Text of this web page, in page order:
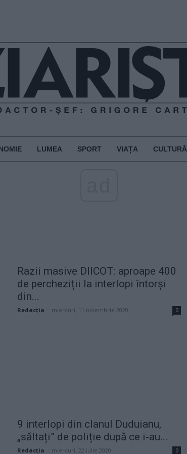
LUMEA SPORT VIAȚA CULTURĂ
Razii masive DIICOT: aproape 400
de percheziții la interlopi întorși
din...
Redacţia miercuri, 11 noiembrie 2020 0
9 interlopi din clanul Duduianu,
„săltați” de poliție după ce i-au...
Redacţia miercuri, 22 iulie 2020 0